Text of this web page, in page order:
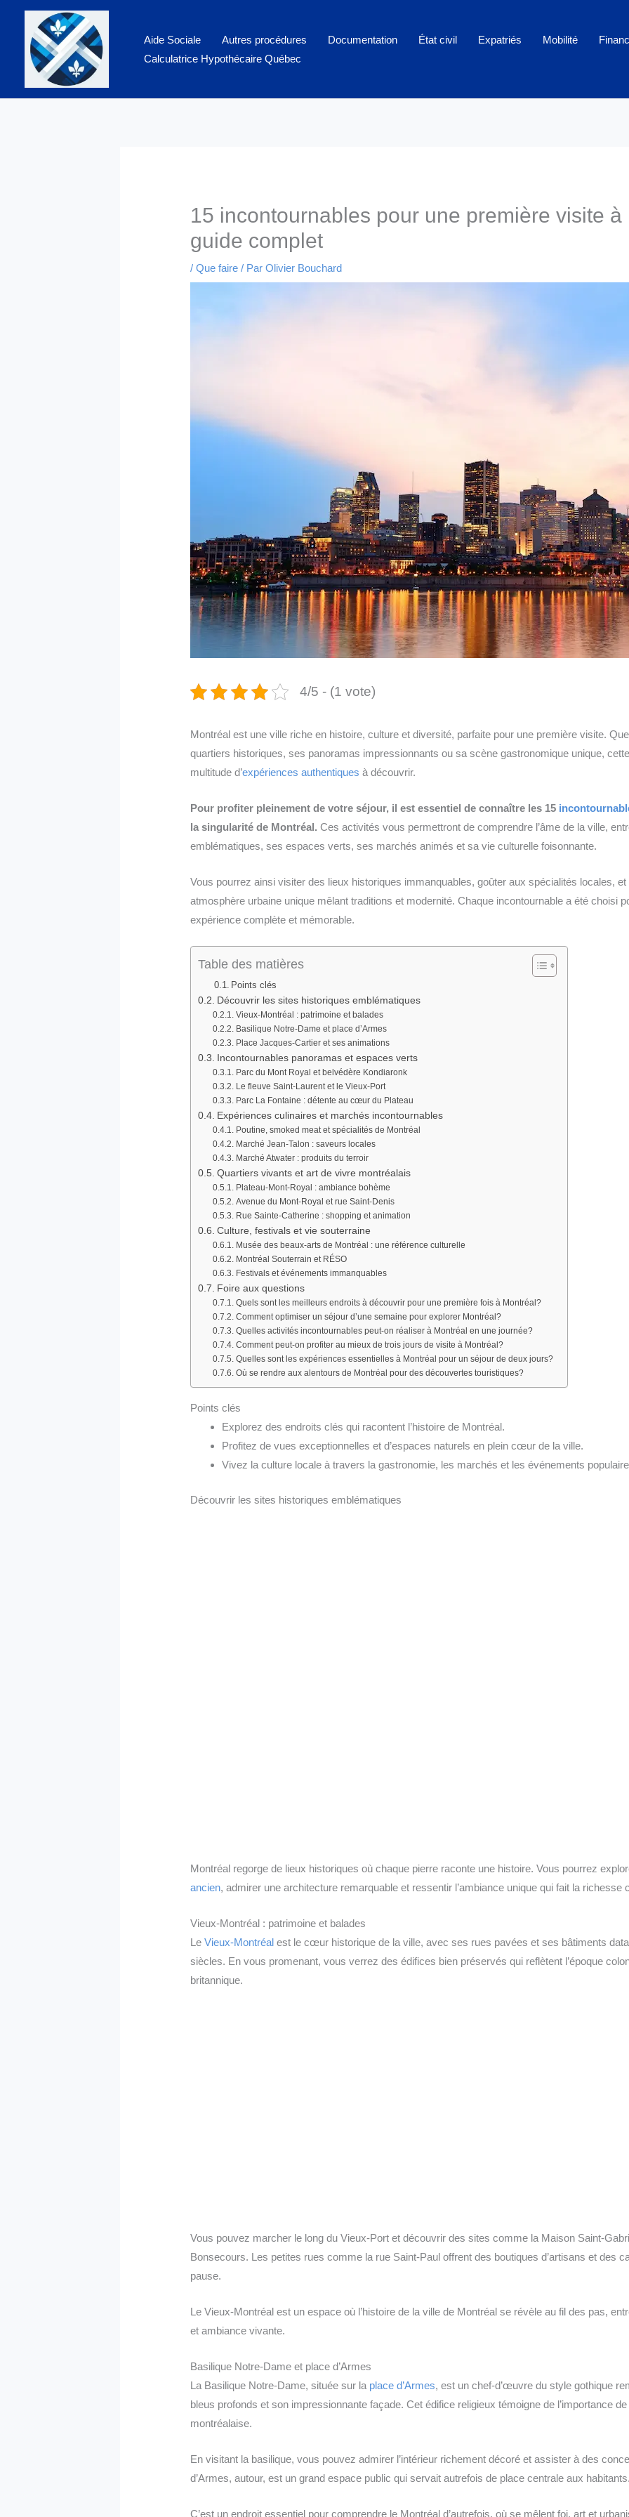
contenu
Aide Sociale Autres procédures Documentation État civil Expatriés Mobilité
Calculatrice Hypothécaire Québec
15 incontournables pour une première visite à
guide complet
/Que faire / ParOlivier Bouchard
4/5 - (1 vote)
Montréal est une ville riche en histoire, culture et diversité, parfaite pour une première visite.
quartiers historiques, ses panoramas impressionnants ou sa scène gastronomique unique,
multitude d’expériences authentiques à découvrir.
Pour profiter pleinement de votre séjour, il est essentiel de connaître les 15
la singularité de Montréal. Ces activités vous permettront de comprendre l’âme de la ville,
emblématiques, ses espaces verts, ses marchés animés et sa vie culturelle foisonnante.
Vous pourrez ainsi visiter des lieux historiques immanquables, goûter aux spécialités locales,
atmosphère urbaine unique mêlant traditions et modernité. Chaque incontournable a été choisi
expérience complète et mémorable.
Table des matières
Points clés
Découvrir les sites historiques emblématiques
Vieux-Montréal : patrimoine et balades
Basilique Notre-Dame et place d’Armes
Place Jacques-Cartier et ses animations
Incontournables panoramas et espaces verts
Parc du Mont Royal et belvédère Kondiaronk
Le fleuve Saint-Laurent et le Vieux-Port
Parc La Fontaine : détente au cœur du Plateau
Expériences culinaires et marchés incontournables
Poutine, smoked meat et spécialités de Montréal
Marché Jean-Talon : saveurs locales
Marché Atwater : produits du terroir
Quartiers vivants et art de vivre montréalais
Plateau-Mont-Royal : ambiance bohème
Avenue du Mont-Royal et rue Saint-Denis
Rue Sainte-Catherine : shopping et animation
Culture, festivals et vie souterraine
Musée des beaux-arts de Montréal : une référence culturelle
Montréal Souterrain et RÉSO
Festivals et événements immanquables
Foire aux questions
Quels sont les meilleurs endroits à découvrir pour une première fois à Montréal?
Comment optimiser un séjour d’une semaine pour explorer Montréal?
Quelles activités incontournables peut-on réaliser à Montréal en une journée?
Comment peut-on profiter au mieux de trois jours de visite à Montréal?
Quelles sont les expériences essentielles à Montréal pour un séjour de deux jours?
Où se rendre aux alentours de Montréal pour des découvertes touristiques?
Points clés
Explorez des endroits clés qui racontent l’histoire de Montréal.
Profitez de vues exceptionnelles et d’espaces naturels en plein cœur de la ville.
Vivez la culture locale à travers la gastronomie, les marchés et les événements
Découvrir les sites historiques emblématiques
Montréal regorge de lieux historiques où chaque pierre raconte une histoire. Vous pourrez
ancien, admirer une architecture remarquable et ressentir l’ambiance unique qui fait la richesse
Vieux-Montréal : patrimoine et balades
LeVieux-Montréal est le cœur historique de la ville, avec ses rues pavées et ses bâtiments
siècles. En vous promenant, vous verrez des édifices bien préservés qui reflètent l’époque
britannique.
Vous pouvez marcher le long du Vieux-Port et découvrir des sites comme la Maison Saint-
Bonsecours. Les petites rues comme la rue Saint-Paul offrent des boutiques d’artisans et des
pause.
Le Vieux-Montréal est un espace où l’histoire de la ville de Montréal se révèle au fil des pas,
et ambiance vivante.
Basilique Notre-Dame et place d’Armes
La Basilique Notre-Dame, située sur la place d’Armes, est un chef-d’œuvre du style gothique
bleus profonds et son impressionnante façade. Cet édifice religieux témoigne de l’importance de
montréalaise.
En visitant la basilique, vous pouvez admirer l’intérieur richement décoré et assister à des
d’Armes, autour, est un grand espace public qui servait autrefois de place centrale aux
C’est un endroit essentiel pour comprendre le Montréal d’autrefois, où se mêlent foi, art et